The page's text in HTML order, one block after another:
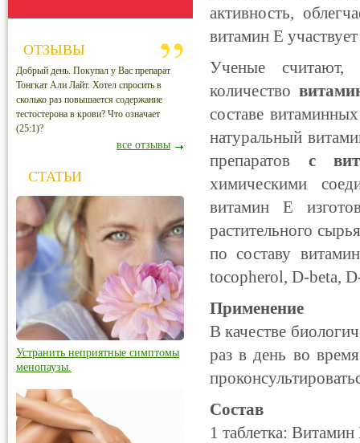
активность,
витамин Е
Ученые считают,
количество
составе
натуральный
препаратов с
химическими
витамин Е
растительного
по составу
tocopherol, D-beta,
Применение
В качестве
раз в день во
Состав
1 таблетка:
ОТЗЫВЫ
Добрый день. Покупал у Вас препарат
Тонгкат Али Лайт. Хотел спросить в
сколько раз повышается содержание
тестостерона в крови? Что означает
(25:1)?
все отзывы
СТАТЬИ
Устранить неприятные симптомы
менопаузы.